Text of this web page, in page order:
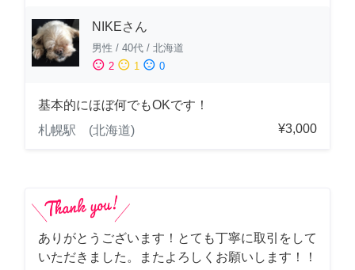
NIKEさん
男性 / 40代 / 北海道
sentiment_satisfied 2 sentiment_neutral 1 sentiment_dissatisfied 0
基本的にほぼ何でもOKです！
札幌駅 (北海道)
¥3,000
ありがとうございます！とても丁寧に取引をして
いただきました。またよろしくお願いします！！